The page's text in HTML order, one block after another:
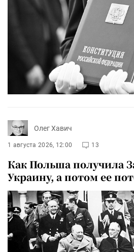
Олег Хавич
1 августа 2026, 12:00 13
Как Польша получила
Украину, а потом ее